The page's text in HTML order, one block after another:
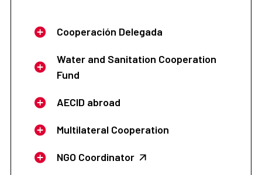
Cooperación Delegada
Water and Sanitation Cooperation
Fund
AECID abroad
Multilateral Cooperation
NGO Coordinator